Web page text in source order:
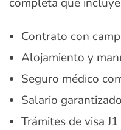
Contrato con
Alojamiento y
Seguro médico
Salario
Trámites de visa J1